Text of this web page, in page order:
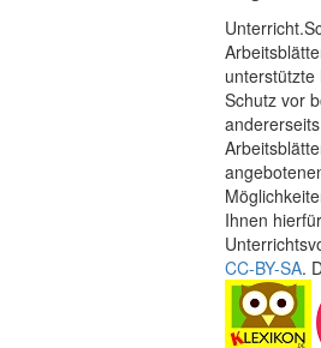
Schutz vor
Ihnen
CC-BY-SA.